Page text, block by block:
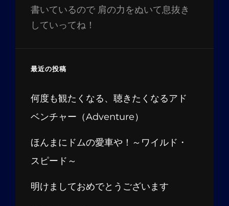
書いているので 肩の力をぬいて息抜き
していってね！
最近の投稿
何度も観たくなる、聴きたくなるアド
ベンチャー（Adventure）
ほんまにドムの愛車や！～ワイルド・
スピード～
明けましておめでとうございます